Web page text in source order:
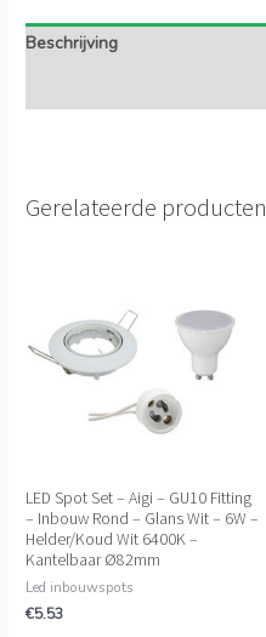
Beschrijving
Gerelateerde producten
LED Spot Set – Aigi – GU10 Fitting
– Inbouw Rond – Glans Wit – 6W –
Helder/Koud Wit 6400K –
Kantelbaar Ø82mm
Led inbouwspots
€5.53